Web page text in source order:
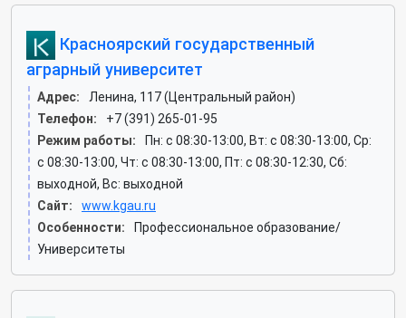
Красноярский государственный
аграрный университет
Адрес:
Ленина, 117 (Центральный район)
Телефон:
+7 (391) 265-01-95
Режим работы:
Пн: c 08:30-13:00, Вт: c 08:30-13:00, Ср:
c 08:30-13:00, Чт: c 08:30-13:00, Пт: c 08:30-12:30, Сб:
выходной, Вс: выходной
Сайт:
www.kgau.ru
Особенности:
Профессиональное образование/
Университеты